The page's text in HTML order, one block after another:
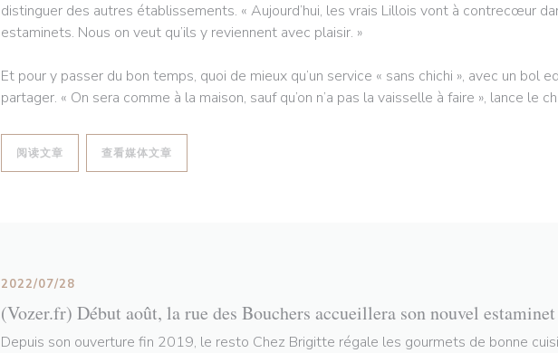
distinguer des autres établissements. « Aujourd’hui, les vrais Lillois vont à contrecœur
estaminets. Nous on veut qu’ils y reviennent avec plaisir. »
Et pour y passer du bon temps, quoi de mieux qu’un service « sans chichi », avec un bol
partager. « On sera comme à la maison, sauf qu’on n’a pas la vaisselle à faire », lance le
阅读文章((在新窗口中打开))
查看媒体文章((在新窗口中打开))
(Vozer.fr) Début août, la rue des Bouchers accueillera son nouvel
2022/07/28
Depuis son ouverture fin 2019, le resto Chez Brigitte régale les gourmets de bonne